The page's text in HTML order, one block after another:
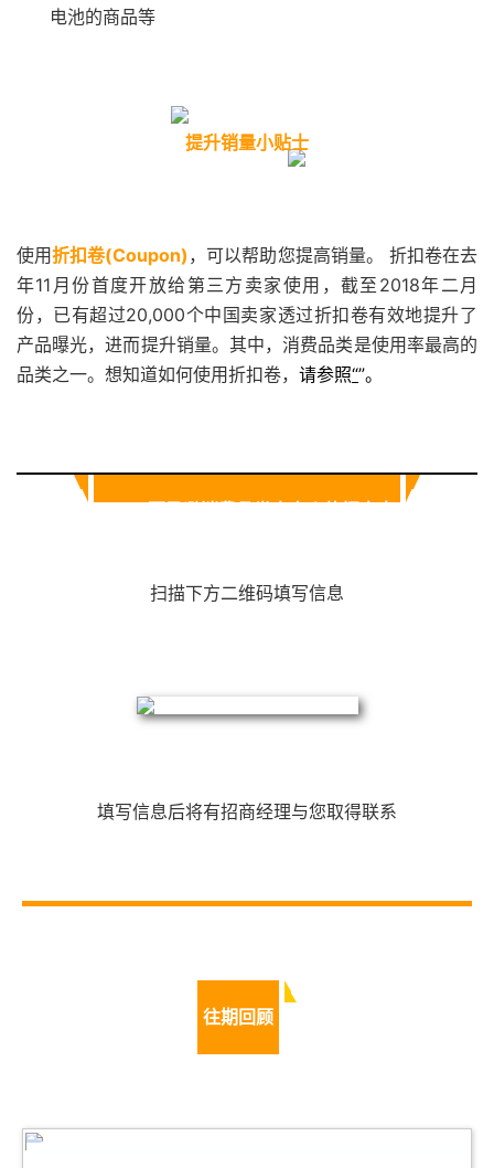
电池的商品等
提升销量小贴士
使用折扣卷(Coupon) ，可以帮助您提高销量。 折扣卷在去
年11月份首度开放给第三方卖家使用，截至2018年二月
份，已有超过20,000个中国卖家透过折扣卷有效地提升了
产品曝光，进而提升销量。其中，消费品类是使用率最高的
品类之一。想知道如何使用折扣卷， 请参照“”。
2018 亚马逊消费品类卖家火热招商中
扫描下方二维码填写信息
填写信息后将有招商经理与您取得联系
往期回顾